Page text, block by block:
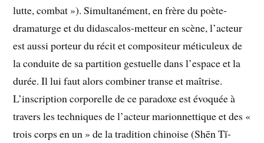
lutte, combat »). Simultanément, en frère du poète-
dramaturge et du didascalos-metteur en scène, l’acteur
est aussi porteur du récit et compositeur méticuleux de
la conduite de sa partition gestuelle dans l’espace et la
durée. Il lui faut alors combiner transe et maîtrise.
L’inscription corporelle de ce paradoxe est évoquée à
travers les techniques de l’acteur marionnettique et des «
trois corps en un » de la tradition chinoise (Shēn Tĭ-